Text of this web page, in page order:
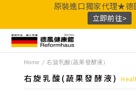
原裝進口獨家代理★德
立即前往>
Home 右旋乳酸(蔬果發酵液)
右旋乳酸(蔬果發酵液)
促銷專區
人氣商品